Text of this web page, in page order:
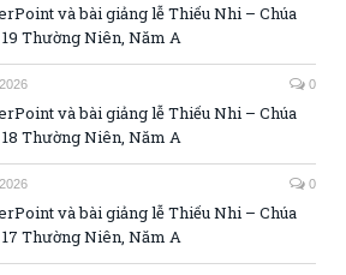
và bài giảng lễ Thiếu Nhi – Chúa
Thường Niên, Năm A
0
và bài giảng lễ Thiếu Nhi – Chúa
Thường Niên, Năm A
0
và bài giảng lễ Thiếu Nhi – Chúa
Thường Niên, Năm A